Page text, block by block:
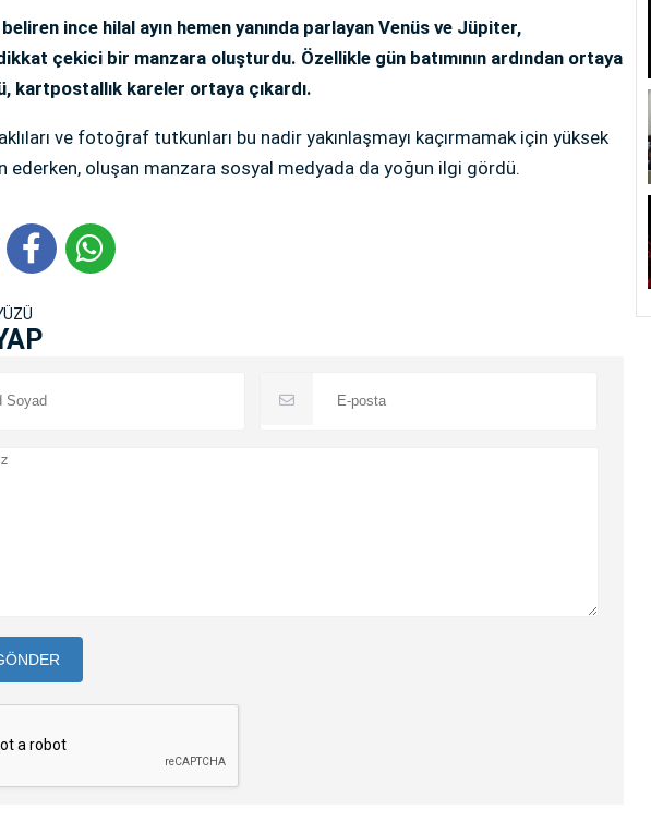
ince hilal ayın hemen yanında parlayan Venüs ve Jüpiter,
çekici bir manzara oluşturdu. Özellikle gün batımının ardından ortaya
kartpostallık kareler ortaya çıkardı.
ve fotoğraf tutkunları bu nadir yakınlaşmayı kaçırmamak için yüksek
ederken, oluşan manzara sosyal medyada da yoğun ilgi gördü.